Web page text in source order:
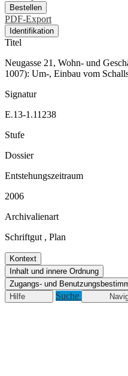
Bestellen
PDF-Export
Identifikation
Titel
Neugasse 21, Wohn- und
1007): Um-, Einbau vom
Signatur
E.13-1.11238
Stufe
Dossier
Entstehungszeitraum
2006
Archivalienart
Schriftgut , Plan
Kontext
Inhalt und innere Ordnung
Zugangs- und
Hilfe
Suche